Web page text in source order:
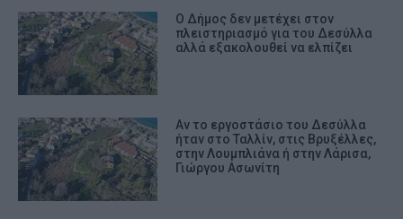
Ο Δήμος δεν μετέχει στον
πλειστηριασμό για του Δεσύλλα
αλλά εξακολουθεί να ελπίζει
Αν το εργοστάσιο του Δεσύλλα
ήταν στο Ταλλίν, στις Βρυξέλλες,
στην Λουμπλιάνα ή στην Λάρισα,
Γιώργου Ασωνίτη